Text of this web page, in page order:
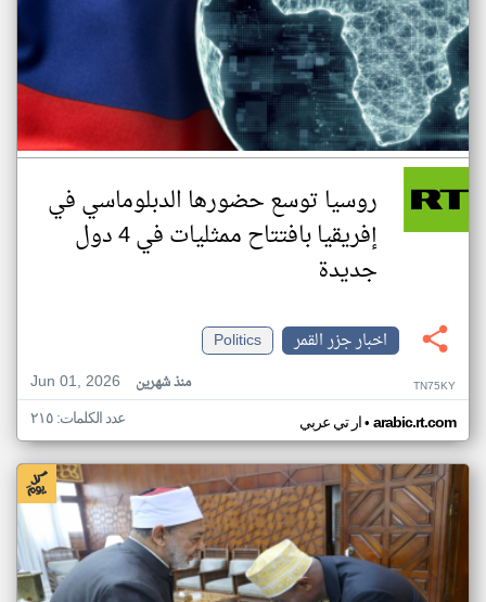
روسيا توسع حضورها الدبلوماسي في
إفريقيا بافتتاح ممثليات في 4 دول
جديدة
اخبار جزر القمر
Politics
Jun 01, 2026
منذ شهرين TN75KY
ار تي عربي• arabic.rt.com عدد الكلمات: ٢١٥